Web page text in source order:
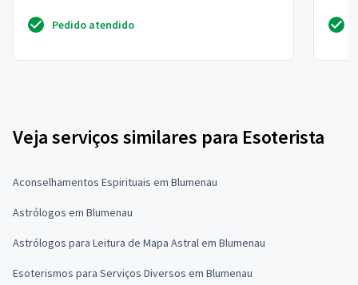
Pedido atendido
Veja serviços similares para Esoterista
Aconselhamentos Espirituais em Blumenau
Astrólogos em Blumenau
Astrólogos para Leitura de Mapa Astral em Blumenau
Esoterismos para Serviços Diversos em Blumenau